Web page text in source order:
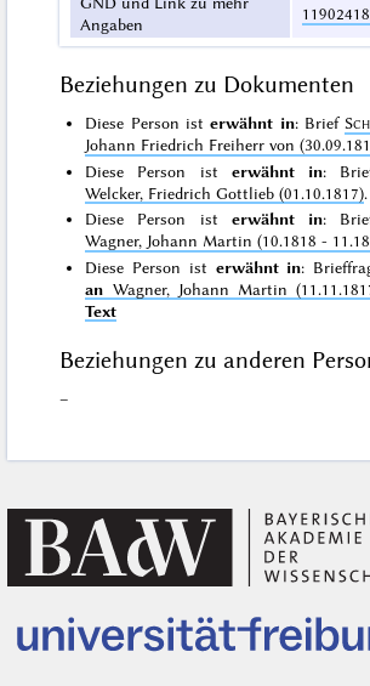
Angaben
Beziehungen zu Dokumenten
Diese Person isterwähnt in: Brief
Johann Friedrich Freiherr von
Diese Person ist erwähnt in:
Welcker, Friedrich Gottlieb (01.10.1817)
Diese Person ist erwähnt in:
Wagner, Johann Martin (10.1818 -
Diese Person ist erwähnt in:
an Wagner, Johann Martin
Text
Beziehungen zu anderen
–